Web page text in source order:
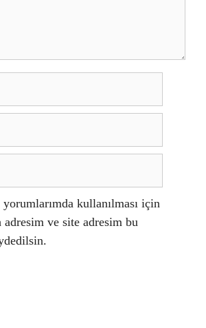
kullanılması için
adresim ve site adresim bu